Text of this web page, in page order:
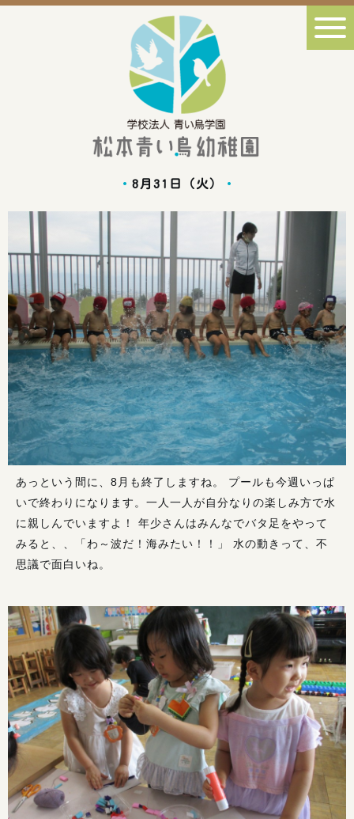
8月31日（火）
あっという間に、8月も終了しますね。 プールも今週いっぱ
いで終わりになります。一人一人が自分なりの楽しみ方で水
に親しんでいますよ！ 年少さんはみんなでバタ足をやって
みると、、「わ～波だ！海みたい！！」 水の動きって、不
思議で面白いね。